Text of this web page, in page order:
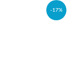
-17%